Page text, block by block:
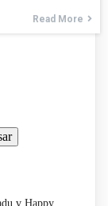
Read More
v Happy